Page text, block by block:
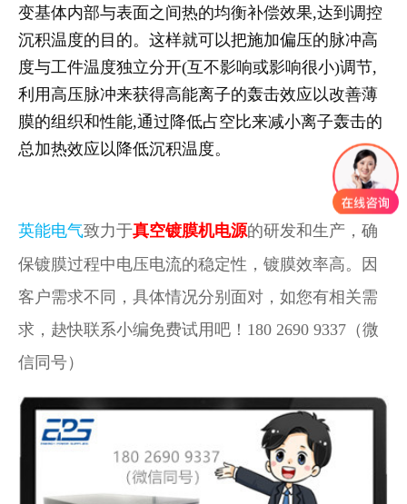
变基体内部与表面之间热的均衡补偿效果,达到调控
沉积温度的目的。这样就可以把施加偏压的脉冲高
度与工件温度独立分开(互不影响或影响很小)调节,
利用高压脉冲来获得高能离子的轰击效应以改善薄
膜的组织和性能,通过降低占空比来减小离子轰击的
总加热效应以降低沉积温度。
英能电气致力于真空镀膜机电源的研发和生产，确
保镀膜过程中电压电流的稳定性，镀膜效率高。因
客户需求不同，具体情况分别面对，如您有相关需
求，赽快联系小编免费试用吧！180 2690 9337（微
信同号）